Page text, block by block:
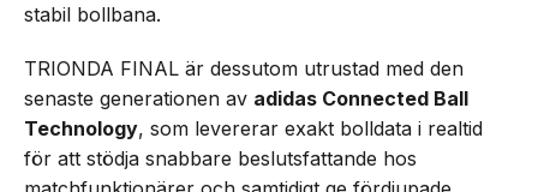
stabil bollbana.
TRIONDA FINAL är dessutom utrustad med den
senaste generationen av adidas Connected Ball
Technology, som levererar exakt bolldata i realtid
för att stödja snabbare beslutsfattande hos